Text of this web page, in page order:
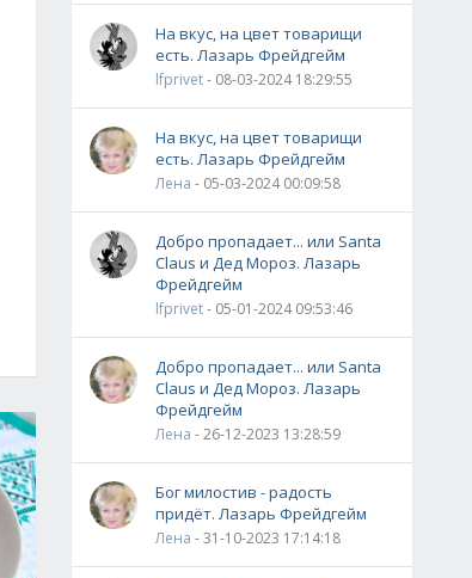
На вкус, на цвет товарищи
есть. Лазарь Фрейдгейм
lfprivet- 08-03-2024 18:29:55
На вкус, на цвет товарищи
есть. Лазарь Фрейдгейм
Лена - 05-03-2024 00:09:58
Добро пропадает... или Santa
Claus и Дед Мороз. Лазарь
Фрейдгейм
lfprivet- 05-01-2024 09:53:46
Добро пропадает... или Santa
Claus и Дед Мороз. Лазарь
Фрейдгейм
Лена - 26-12-2023 13:28:59
Бог милостив - радость
придёт. Лазарь Фрейдгейм
Лена - 31-10-2023 17:14:18